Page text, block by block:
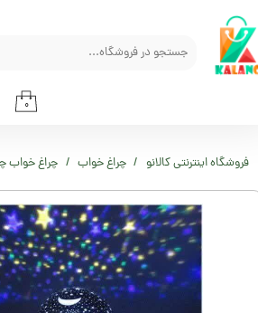
۰
حساب کاربری من
تغییر گذر واژه
خروج از حساب کاربری
فروشگاه اینترنتی کالانو چراغ خواب چراغ خواب